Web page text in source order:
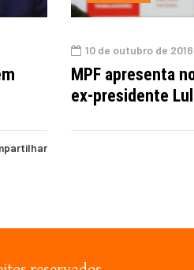
10 de outubro de 2016
MPF apresenta
ex-presidente